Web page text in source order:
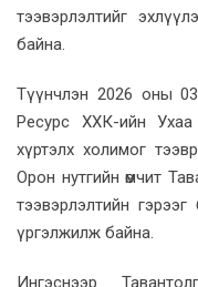
тээвэрлэлтийг
байна.
Түүнчлэн 2026 оны 03
Ресурс ХХК-ийн
хүртэлх холимог
Орон нутгийн өмчит
тээвэрлэлтийн
үргэлжилж байна.
Ингэснээр